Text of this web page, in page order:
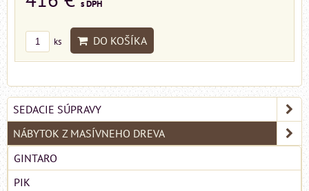
s DPH
ks DO KOŠÍKA
SEDACIE SÚPRAVY
NÁBYTOK Z MASÍVNEHO DREVA
GINTARO
PIK